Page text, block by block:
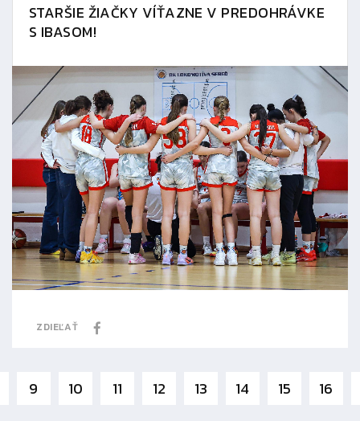
STARŠIE ŽIAČKY VÍŤAZNE V PREDOHRÁVKE
S IBASOM!
ZDIEĽAŤ
9 10 11 12 13 14 15 16